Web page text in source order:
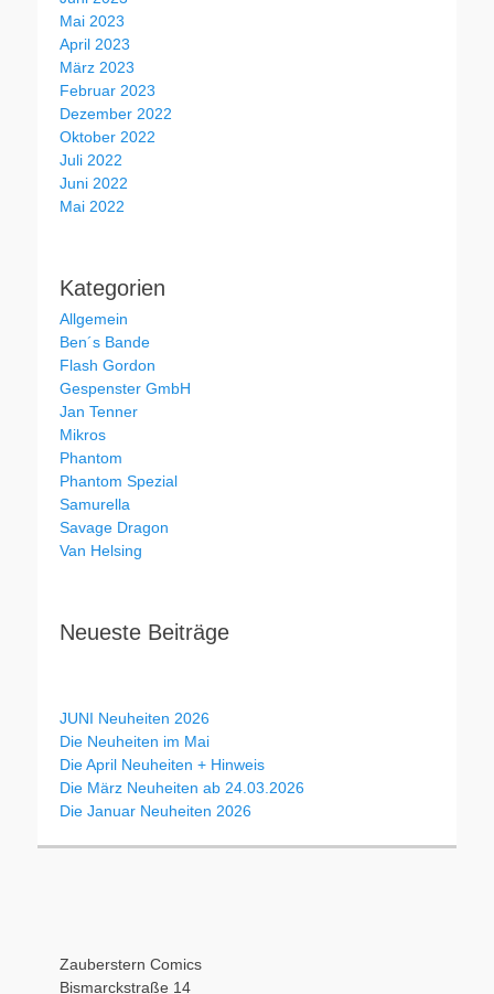
Mai 2023
April 2023
März 2023
Februar 2023
Dezember 2022
Oktober 2022
Juli 2022
Juni 2022
Mai 2022
Kategorien
Allgemein
Ben´s Bande
Flash Gordon
Gespenster GmbH
Jan Tenner
Mikros
Phantom
Phantom Spezial
Samurella
Savage Dragon
Van Helsing
Neueste Beiträge
JUNI Neuheiten 2026
Die Neuheiten im Mai
Die April Neuheiten + Hinweis
Die März Neuheiten ab 24.03.2026
Die Januar Neuheiten 2026
Zauberstern Comics
Bismarckstraße 14